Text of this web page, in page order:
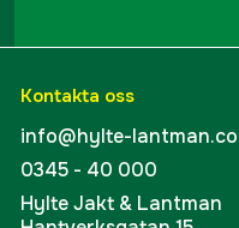
Kontakta oss
info@hylte-
0345 - 40 000
Hylte Jakt & Lantman